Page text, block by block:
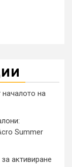
на
Summer
активиране